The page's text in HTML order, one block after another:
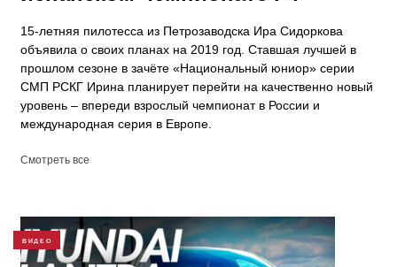
15-летняя пилотесса из Петрозаводска Ира Сидоркова
объявила о своих планах на 2019 год. Ставшая лучшей в
прошлом сезоне в зачёте «Национальный юниор» серии
СМП РСКГ Ирина планирует перейти на качественно новый
уровень – впереди взрослый чемпионат в России и
международная серия в Европе.
Смотреть все
ВИДЕО